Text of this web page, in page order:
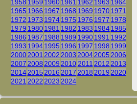
1958 1959 19601961 1962 1963 1964
1965 1966 1967 1968 1969 19701971
1972 1973 19741975 1976 1977 1978
1979 19801981 1982 1983 19841985
1986 1987 1988 1989 19901991 1992
1993 19941995 1996 1997 1998 1999
20002001 2002 2003 20042005 2006
2007 2008 2009 2010 2011 2012 2013
20142015 2016 2017 2018 2019 2020
2021 2022 2023 2024